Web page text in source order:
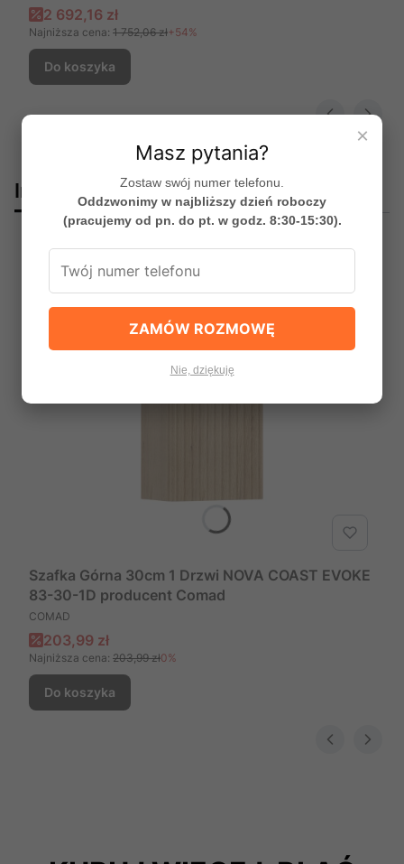
Cena promocyjna
2 692,16 zł
Najniższa cena: 1 752,06 zł+54%
Do koszyka
Innym spododobały się:
Bestseller
Szafka Górna 30cm 1 Drzwi NOVA COAST EVOKE
83-30-1D producent Comad
PRODUCENT
COMAD
Cena promocyjna
203,99 zł
Najniższa cena: 203,99 zł0%
Do koszyka
×
Masz pytania?
Zostaw swój numer telefonu.
Oddzwonimy w najbliższy dzień roboczy
(pracujemy od pn. do pt. w godz. 8:30-15:30).
ZAMÓW ROZMOWĘ
Nie, dziękuję